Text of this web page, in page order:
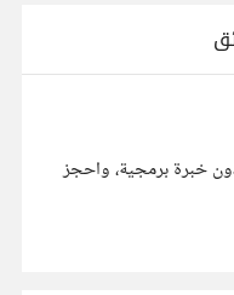
خبرة برمجية، واحجز